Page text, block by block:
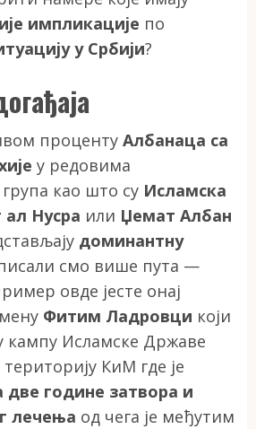
импликације по
у Србији?
проценту Албанаца са
у редовима
као што су Исламска
ал Нусра или Џемат Албан
доминантну
смо више пута —
овде јесте онај
Фитим Ладровци који
кампу Исламске Државе
КиМ где је
две године затвора и
лечења од чега је међутим